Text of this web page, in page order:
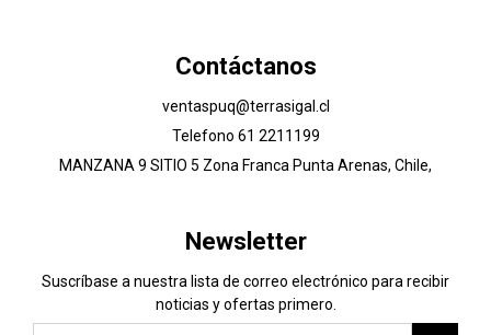
Contáctanos
ventaspuq@terrasigal.cl
Telefono 61 2211199
MANZANA 9 SITIO 5 Zona Franca Punta Arenas, Chile,
Newsletter
Suscríbase a nuestra lista de correo electrónico para recibir
noticias y ofertas primero.